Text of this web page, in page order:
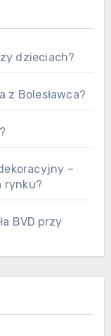
dzieciach?
z Bolesławca?
–
rynku?
BVD przy